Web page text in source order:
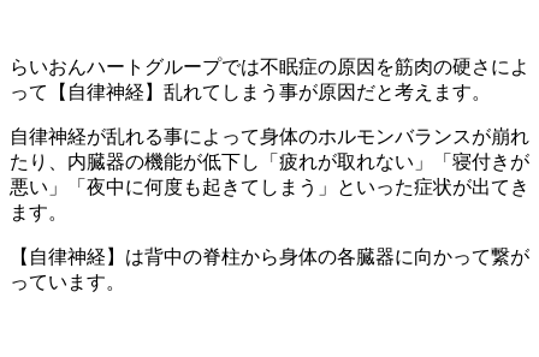
らいおんハートグループでは不眠症の原因を筋肉の硬さによ
って【自律神経】乱れてしまう事が原因だと考えます。
自律神経が乱れる事によって身体のホルモンバランスが崩れ
たり、内臓器の機能が低下し「疲れが取れない」「寝付きが
悪い」「夜中に何度も起きてしまう」といった症状が出てき
ます。
【自律神経】は背中の脊柱から身体の各臓器に向かって繋が
っています。